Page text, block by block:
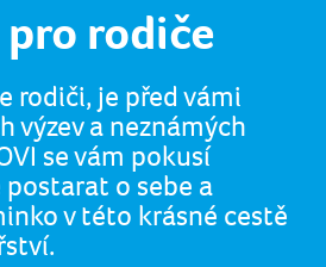
rodiče
rodiči, je před vámi
výzev a neznámých
se vám pokusí
o sebe a
v této krásné cestě